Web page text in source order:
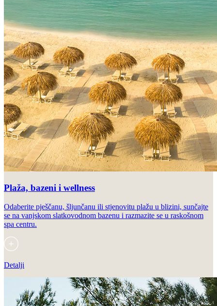
Plaža, bazeni i wellness
Odaberite pješčanu, šljunčanu ili stjenovitu plažu u blizini, sunčajte
se na vanjskom slatkovodnom bazenu i razmazite se u raskošnom
spa centru.
Detalji